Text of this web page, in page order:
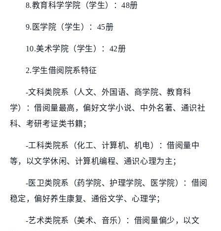
8.教育科学学院（学生）：48册
9.医学院（学生）：45册
10.美术学院（学生）：42册
2.学生借阅院系特征
-文科类院系（人文、外国语、商学院、教育科
学）：借阅量最高，偏好文学小说、中外名著、通识社
科、考研考证类书籍；
-工科类院系（化工、计算机、机电）：借阅量中
等，以文学休闲、计算机编程、通识心理为主；
-医卫类院系（药学院、护理学院、医学院）：借阅
稳定，偏好养生康复、通俗文学、心理学；
-艺术类院系（美术、音乐）：借阅量偏少，以文